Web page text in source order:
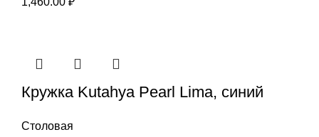
Кружка Kutahya Pearl Lima, синий
Столовая